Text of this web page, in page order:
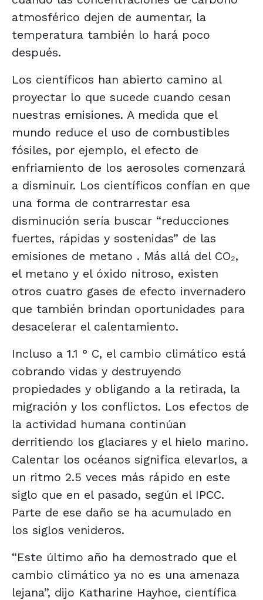
atmosférico dejen de aumentar, la
temperatura también lo hará poco
después.
Los científicos han abierto camino al
proyectar lo que sucede cuando cesan
nuestras emisiones. A medida que el
mundo reduce el uso de combustibles
fósiles, por ejemplo, el efecto de
enfriamiento de los aerosoles comenzará
a disminuir. Los científicos confían en que
una forma de contrarrestar esa
disminución sería buscar “reducciones
fuertes, rápidas y sostenidas” de las
emisiones de metano . Más allá del CO₂,
el metano y el óxido nitroso, existen
otros cuatro gases de efecto invernadero
que también brindan oportunidades para
desacelerar el calentamiento.
Incluso a 1.1 ° C, el cambio climático está
cobrando vidas y destruyendo
propiedades y obligando a la retirada, la
migración y los conflictos. Los efectos de
la actividad humana continúan
derritiendo los glaciares y el hielo marino.
Calentar los océanos significa elevarlos, a
un ritmo 2.5 veces más rápido en este
siglo que en el pasado, según el IPCC.
Parte de ese daño se ha acumulado en
los siglos venideros.
“Este último año ha demostrado que el
cambio climático ya no es una amenaza
lejana”, dijo Katharine Hayhoe, científica